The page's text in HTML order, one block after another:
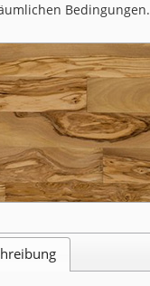
Bedingungen.